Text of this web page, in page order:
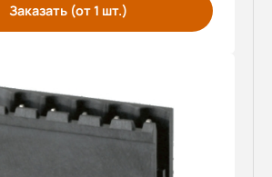
Заказать (от 1 шт.)